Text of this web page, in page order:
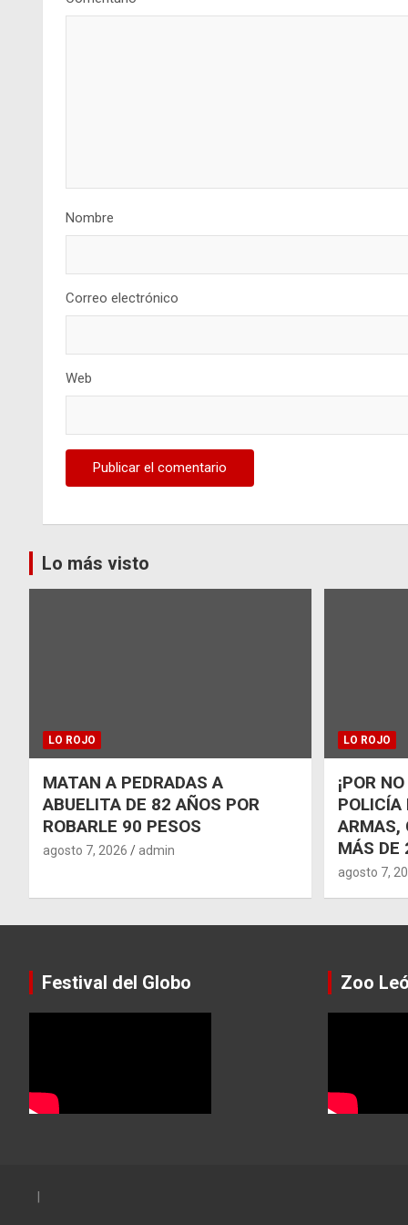
Nombre
Correo electrónico
Web
Lo más visto
LO ROJO
MATAN A PEDRADAS A
ABUELITA DE 82 AÑOS POR
ROBARLE 90 PESOS
agosto 7, 2026 admin
LO ROJO
¡POR
POLICÍA
ARMAS,
MÁS DE
agosto 7,
Festival del Globo Zoo